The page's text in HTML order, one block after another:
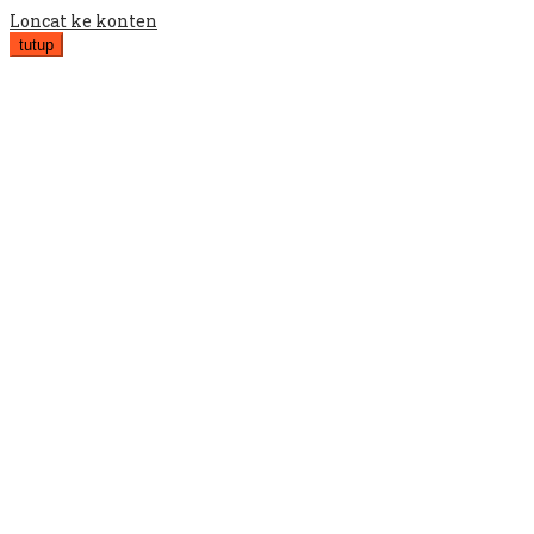
Loncat ke konten
tutup